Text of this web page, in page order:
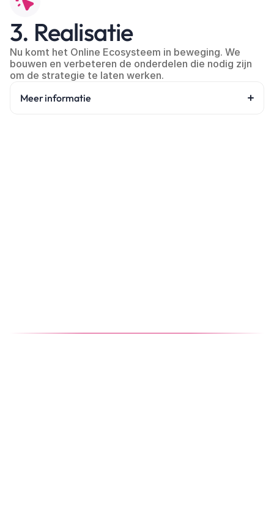
3. Realisatie
Nu komt het Online Ecosysteem in beweging. We
bouwen en verbeteren de onderdelen die nodig zijn
om de strategie te laten werken.
Meer informatie